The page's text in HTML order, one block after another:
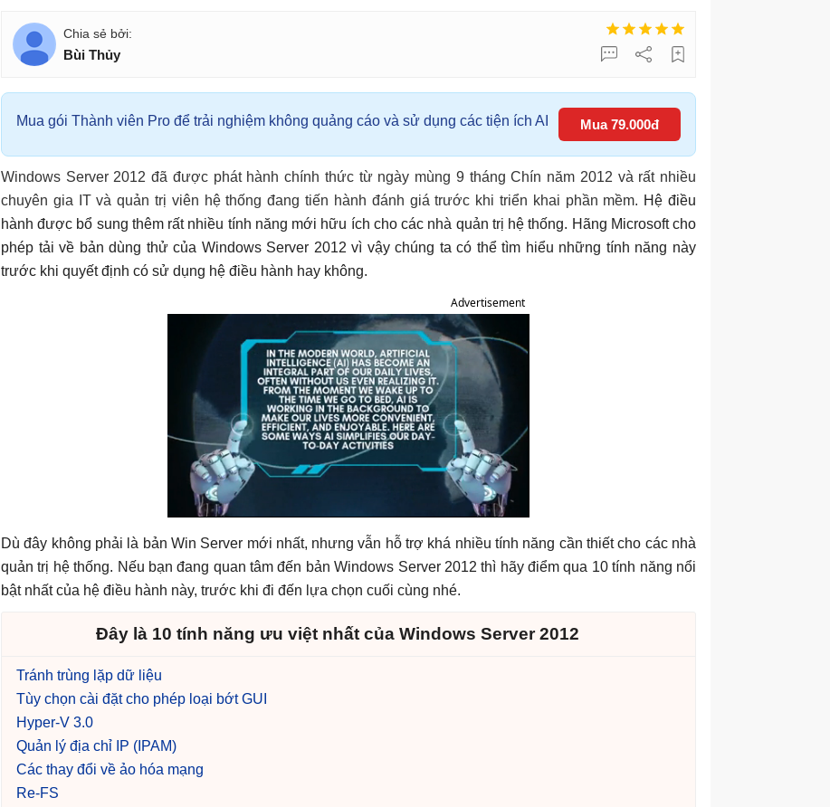
Bùi Thủy
Mua gói Thành viên Pro để trải nghiệm không quảng cáo và sử dụng các tiện ích AI Mua 79.000đ
Windows Server 2012 đã được phát hành chính thức từ ngày mùng 9 tháng Chín năm 2012 và rất nhiều
chuyên gia IT và quản trị viên hệ thống đang tiến hành đánh giá trước khi triển khai phần mềm. Hệ điều
hành được bổ sung thêm rất nhiều tính năng mới hữu ích cho các nhà quản trị hệ thống. Hãng Microsoft cho
phép tải về bản dùng thử của Windows Server 2012 vì vậy chúng ta có thể tìm hiểu những tính năng này
trước khi quyết định có sử dụng hệ điều hành hay không.
Advertisement
Dù đây không phải là bản Win Server mới nhất, nhưng vẫn hỗ trợ khá nhiều tính năng cần thiết cho các nhà
quản trị hệ thống. Nếu bạn đang quan tâm đến bản Windows Server 2012 thì hãy điểm qua 10 tính năng nổi
bật nhất của hệ điều hành này, trước khi đi đến lựa chọn cuối cùng nhé.
Đây là 10 tính năng ưu việt nhất của Windows Server 2012
Tránh trùng lặp dữ liệu
Tùy chọn cài đặt cho phép loại bớt GUI
Hyper-V 3.0
Quản lý địa chỉ IP (IPAM)
Các thay đổi về ảo hóa mạng
Re-FS